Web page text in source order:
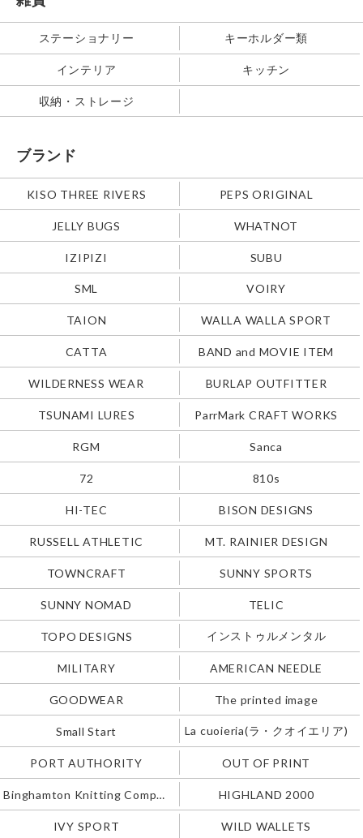
ステーショナリー キーホルダー類
インテリア キッチン
収納・ストレージ
ブランド
KISO THREE RIVERS PEPS ORIGINAL
JELLY BUGS WHATNOT
IZIPIZI SUBU
SML VOIRY
TAION WALLA WALLA SPORT
CATTA BAND and MOVIE ITEM
WILDERNESS WEAR BURLAP OUTFITTER
TSUNAMI LURES ParrMark CRAFT WORKS
RGM Sanca
72 810s
HI-TEC BISON DESIGNS
RUSSELL ATHLETIC MT. RAINIER DESIGN
TOWNCRAFT SUNNY SPORTS
SUNNY NOMAD TELIC
TOPO DESIGNS インストゥルメンタル
MILITARY AMERICAN NEEDLE
GOODWEAR The printed image
Small Start La cuoieria(ラ・クオイエリア)
PORT AUTHORITY OUT OF PRINT
Binghamton Knitting Company HIGHLAND 2000
IVY SPORT WILD WALLETS